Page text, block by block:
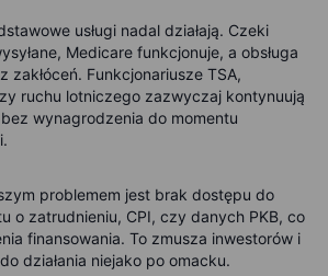
usługi nadal działają. Czeki
Medicare funkcjonuje, a obsługa
zakłóceń. Funkcjonariusze TSA,
ruchu lotniczego zazwyczaj kontynuują
wynagrodzenia do momentu
problemem jest brak dostępu do
o zatrudnieniu, CPI, czy danych PKB, co
finansowania. To zmusza inwestorów i
działania niejako po omacku.